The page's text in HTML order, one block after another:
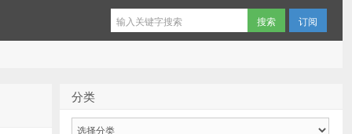
订阅
分类